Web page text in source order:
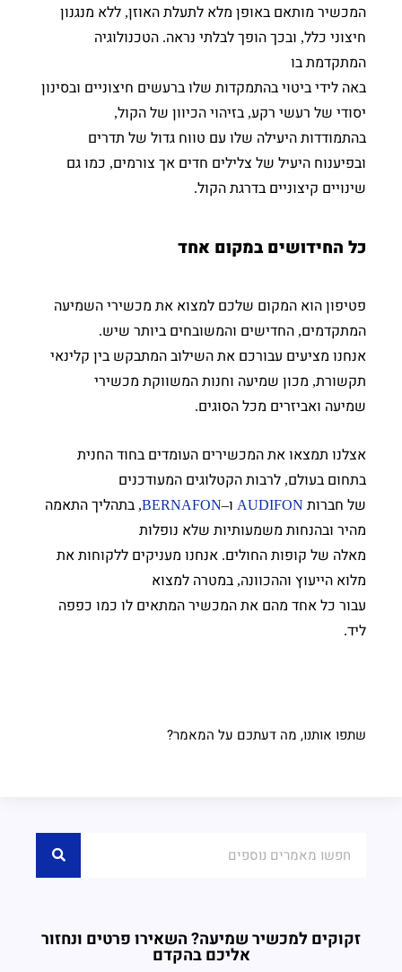
המכשיר מותאם באופן מלא לתעלת האוזן, ללא מנגנון
חיצוני כלל, ובכך הופך לבלתי נראה. הטכנולוגיה
המתקדמת בו
באה לידי ביטוי בהתמקדות שלו ברעשים חיצוניים ובסינון
יסודי של רעשי רקע, בזיהוי הכיוון של הקול,
בהתמודדות היעילה שלו עם טווח גדול של תדרים
ובפיענוח היעיל של צלילים חדים אך צורמים, כמו גם
שינויים קיצוניים בדרגת הקול.
כל החידושים במקום אחד
פטיפון הוא המקום שלכם למצוא את מכשירי השמיעה
המתקדמים, החדישים והמשובחים ביותר שיש.
אנחנו מציעים עבורכם את השילוב המתבקש בין קלינאי
תקשורת, מכון שמיעה וחנות המשווקת מכשירי
שמיעה ואביזרים מכל הסוגים.
אצלנו תמצאו את המכשירים העומדים בחוד החנית
בתחום בעולם, לרבות הקטלוגים המעודכנים
של חברות AUDIFON ו–
BERNAFON
, בתהליך התאמה
מהיר ובהנחות משמעותיות שלא נופלות
מאלה של קופות החולים. אנחנו מעניקים ללקוחות את
מלוא הייעוץ וההכוונה, במטרה למצוא
עבור כל אחד מהם את המכשיר המתאים לו כמו כפפה
ליד.
שתפו אותנו, מה דעתכם על המאמר?
זקוקים למכשיר שמיעה? השאירו פרטים ונחזור
אליכם בהקדם